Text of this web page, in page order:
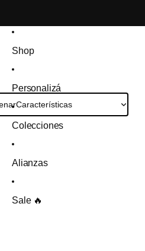
Shop
Personalizá
Colecciones
Alianzas
Sale 🔥
Características